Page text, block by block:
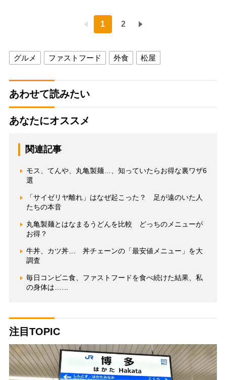
1 2
グルメ ファストフード 外食 松屋
あわせて読みたい
あなたにオススメ
関連記事
モス、てんや、丸亀製麺…、知っていたらお得な裏ワザ6
選
「サイゼリヤ離れ」はなぜ起こった？ 足が遠のいた人
たちの本音
丸亀製麺とはなまるうどんを比較 どっちのメニューが
お得？
牛丼、カツ丼… 丼チェーンの「最安値メニュー」を大
調査
毎日コンビニ食、ファストフードを食べ続けた結果、私
の身体は……
注目TOPIC